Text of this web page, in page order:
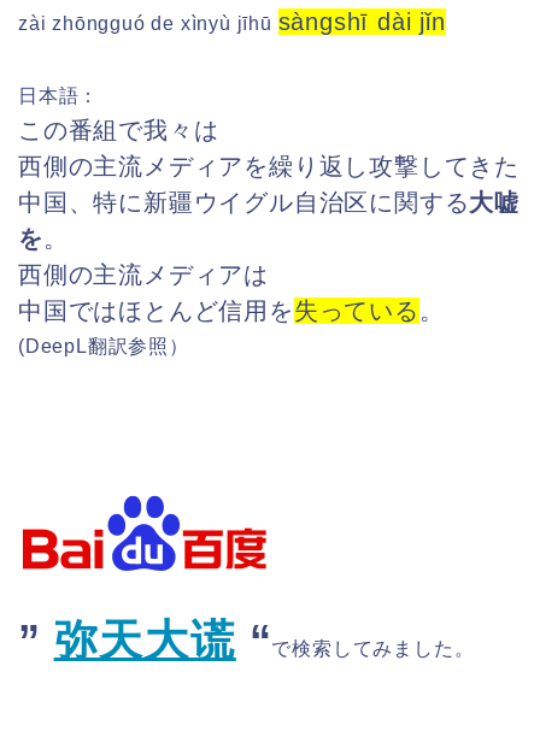
zài zhōngguó de xìnyù jīhū sàngshī dài jǐn
日本語：
この番組で我々は
西側の主流メディアを繰り返し攻撃してきた
中国、特に新疆ウイグル自治区に関する大嘘
を。
西側の主流メディアは
中国ではほとんど信用を失っている 。
(DeepL翻訳参照）
” 弥天大谎 “で検索してみました。